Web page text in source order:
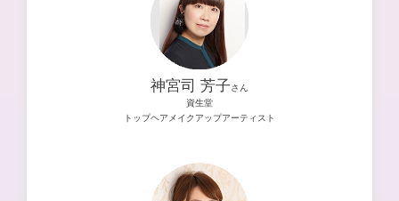
神宮司 芳子さん
資生堂
トップヘアメイクアップアーティスト